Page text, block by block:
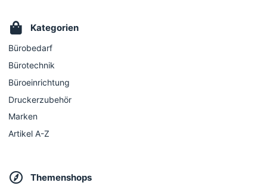
Kategorien
Bürobedarf
Bürotechnik
Büroeinrichtung
Druckerzubehör
Marken
Artikel A-Z
Themenshops